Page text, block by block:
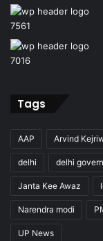
Tags
AAP Arvind
delhi delhi
Janta Kee Awaz
Narendra modi
UP News